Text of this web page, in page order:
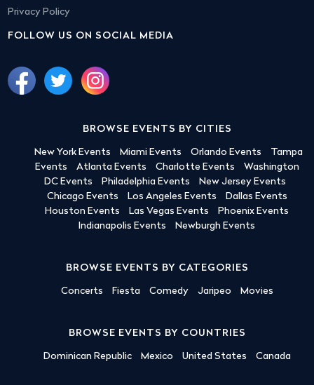
Privacy Policy
FOLLOW US ON SOCIAL MEDIA
BROWSE EVENTS BY CITIES
New York Events Miami Events Orlando Events
Tampa
Events
Atlanta Events Charlotte Events
Washington
DC Events
Philadelphia Events
New Jersey Events
Chicago Events
Los Angeles Events
Dallas Events
Houston Events
Las Vegas Events
Phoenix Events
Indianapolis Events
Newburgh Events
BROWSE EVENTS BY CATEGORIES
Concerts Fiesta Comedy Jaripeo Movies
BROWSE EVENTS BY COUNTRIES
Dominican Republic Mexico United States Canada